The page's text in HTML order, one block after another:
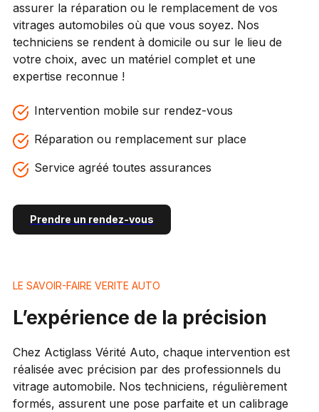
assurer la réparation ou le remplacement de vos
vitrages automobiles où que vous soyez. Nos
techniciens se rendent à domicile ou sur le lieu de
votre choix, avec un matériel complet et une
expertise reconnue !
Intervention mobile sur rendez-vous
Réparation ou remplacement sur place
Service agréé toutes assurances
Prendre un rendez-vous
LE SAVOIR-FAIRE VERITE AUTO
L’expérience de la précision
Chez Actiglass Vérité Auto, chaque intervention est
réalisée avec précision par des professionnels du
vitrage automobile. Nos techniciens, régulièrement
formés, assurent une pose parfaite et un calibrage